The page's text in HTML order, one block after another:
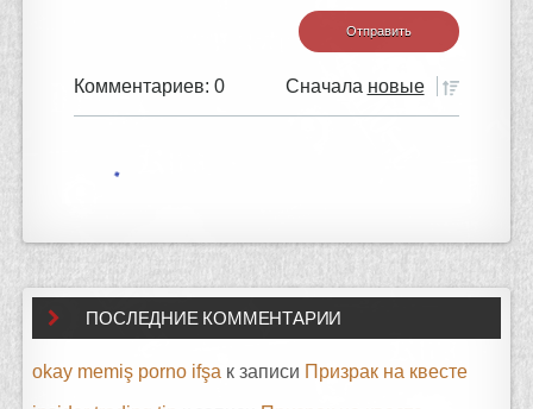
Комментариев: 0 Сначала новые
ПОСЛЕДНИЕ КОММЕНТАРИИ
okay memiş porno ifşa к записи Призрак на квесте